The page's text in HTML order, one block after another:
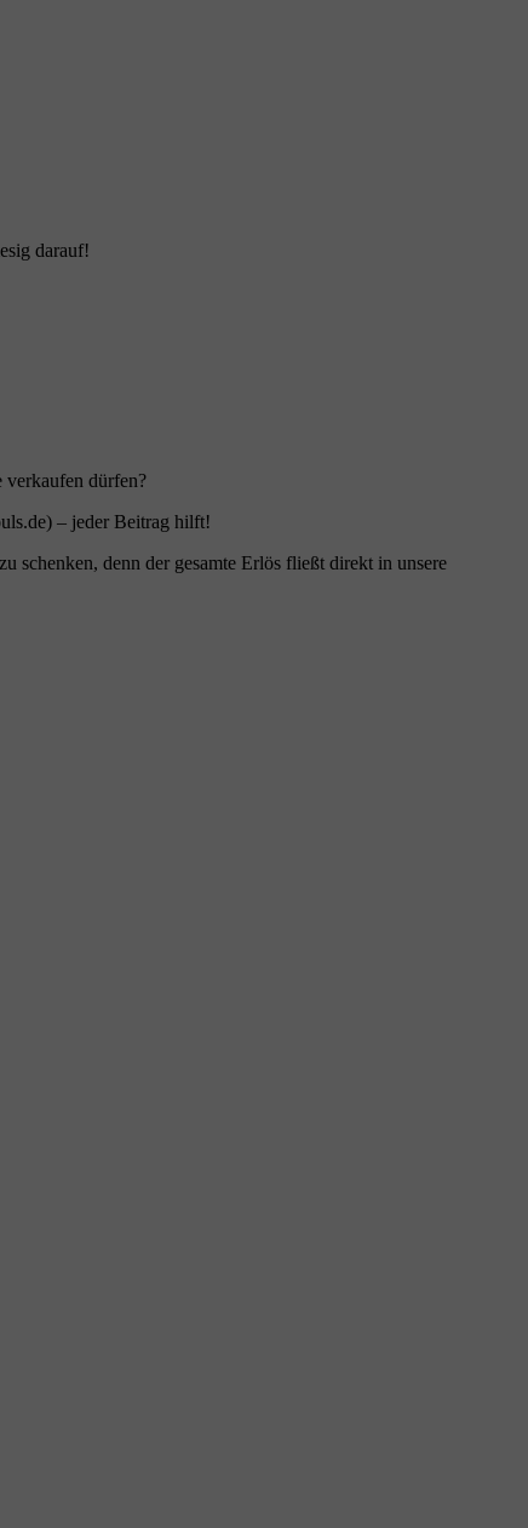
darauf!
verkaufen dürfen?
– jeder Beitrag hilft!
schenken, denn der gesamte Erlös fließt direkt in unsere